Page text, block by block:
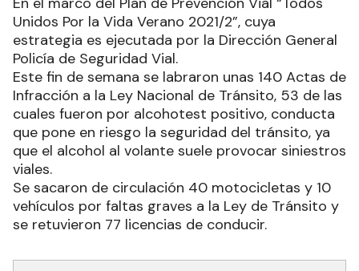
Unidos Por la Vida Verano 2021/2”, cuya
estrategia es ejecutada por la Dirección General
Policía de Seguridad Vial.
Este fin de semana se labraron unas 140 Actas de
Infracción a la Ley Nacional de Tránsito, 53 de las
cuales fueron por alcohotest positivo, conducta
que pone en riesgo la seguridad del tránsito, ya
que el alcohol al volante suele provocar siniestros
viales.
Se sacaron de circulación 40 motocicletas y 10
vehículos por faltas graves a la Ley de Tránsito y
se retuvieron 77 licencias de conducir.